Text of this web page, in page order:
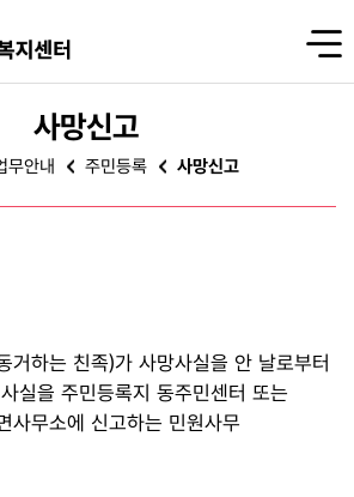
사망신고
무안내 주민등록 사망신고
거하는 친족)가 사망사실을 안 날로부터
실을 주민등록지 동주민센터 또는
사무소에 신고하는 민원사무